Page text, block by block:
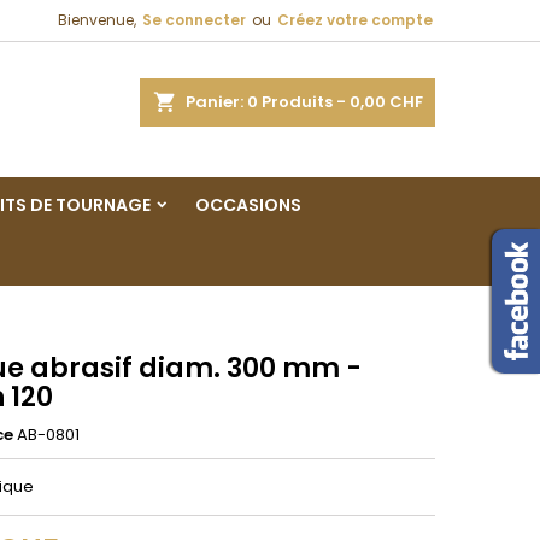
Bienvenue, Se connecter ou Créez votre compte
Panier 0 Produits - 0,00 CHF
DE TOURNAGE OCCASIONS
abrasif diam. 300 mm -
AB-0801